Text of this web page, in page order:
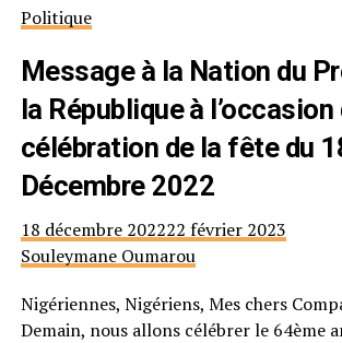
Politique
Message à la Nation du
la République à l’occasion
célébration de la fête du
Décembre 2022
18 décembre 202222 février 2023
Souleymane Oumarou
Nigériennes, Nigériens, Mes chers
Demain, nous allons célébrer le 64ème